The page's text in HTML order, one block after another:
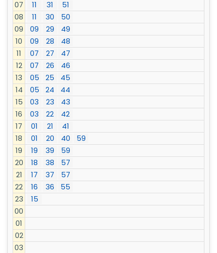
07
11 31
51
08
11 30
50
09
09 29
49
10
09 28
48
11
07 27
47
12
07 26
46
13
05 25
45
14
05 24
44
15
03 23
43
16
03 22
42
17
01 21
41
18
01 20 40
59
19
19 39
59
20
18 38
57
21
17 37
57
22
16 36
55
23
15
00
01
02
03